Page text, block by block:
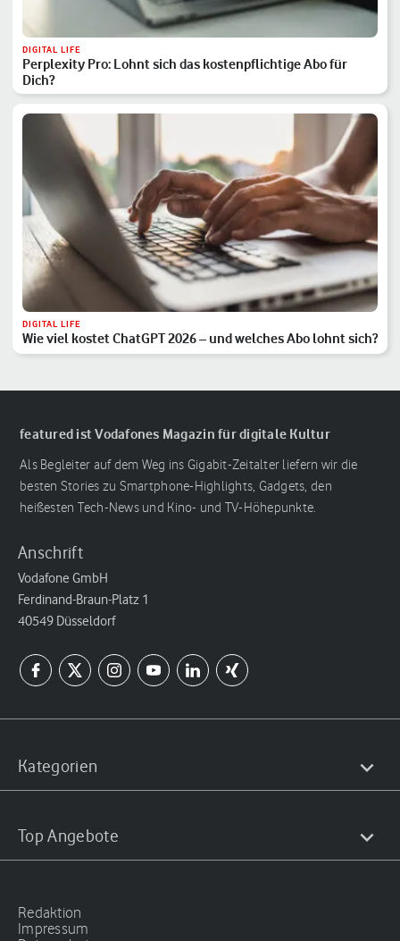
DIGITAL LIFE
Perplexity Pro: Lohnt sich das kostenpflichtige Abo für
Dich?
DIGITAL LIFE
Wie viel kostet ChatGPT 2026 – und welches Abo lohnt sich?
featured ist Vodafones Magazin für digitale Kultur
Als Begleiter auf dem Weg ins Gigabit-Zeitalter liefern wir die
besten Stories zu Smartphone-Highlights, Gadgets, den
heißesten Tech-News und Kino- und TV-Höhepunkte.
Anschrift
Vodafone GmbH
Ferdinand-Braun-Platz 1
40549 Düsseldorf
Kategorien
Top Angebote
Redaktion
Impressum